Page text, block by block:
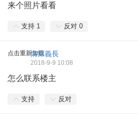
来个照片看看
支持 1 反对 0
点击重新加载情深義長
2018-9-9 10:08
怎么联系楼主
支持 反对